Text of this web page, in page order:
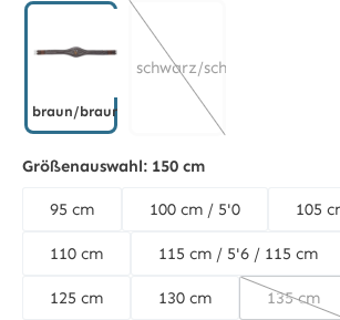
braun/braun
schwarz/schwarz
Größenauswahl: 150 cm
95 cm 100 cm / 5'0 105
110 cm 115 cm / 5'6 / 115 cm
125 cm 130 cm 135 cm